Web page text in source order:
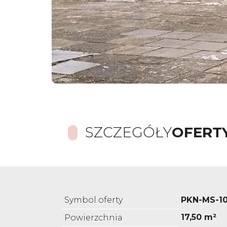
SZCZEGÓŁY
Symbol oferty
PKN-MS-
Powierzchnia
17,50 m²